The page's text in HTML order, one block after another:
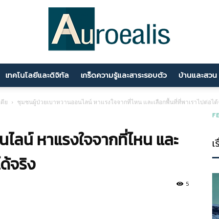
นานา
เทคโนโลยีและดิจิทัล เกร็ดความรู้และสาระรอบตัว บ้านและสวน
ย ชุมชนผู้ป่วยเบาหวานออนไลน์ หาแรงใจจากที่ไหน และเลือกพื้นที่ที่พาเราไปต่อได้
ลน์ หาแรงใจจากที่ไหน และ
จริง
5